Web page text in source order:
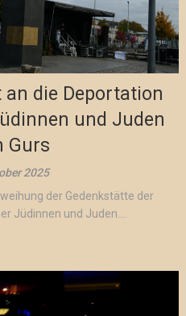
die Deportation
und Juden
Gurs
2025
der Gedenkstätte der
Jüdinnen und Juden....